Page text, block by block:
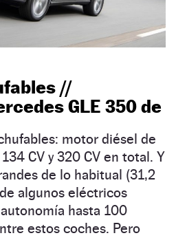
//
GLE 350 de
motor diésel de
CV y 320 CV en total. Y
de lo habitual (31,2
algunos eléctricos
hasta 100
estos coches. Pero